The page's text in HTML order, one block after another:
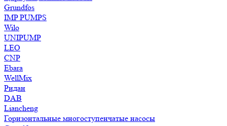
Grundfos
IMP PUMPS
Wilo
UNIPUMP
LEO
CNP
Ebara
WellMix
Ридан
DAB
Liancheng
Горизонтальные многоступенчатые насосы